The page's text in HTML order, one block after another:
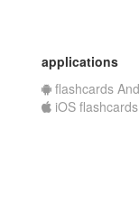
applications
flashcards
iOS flashcards